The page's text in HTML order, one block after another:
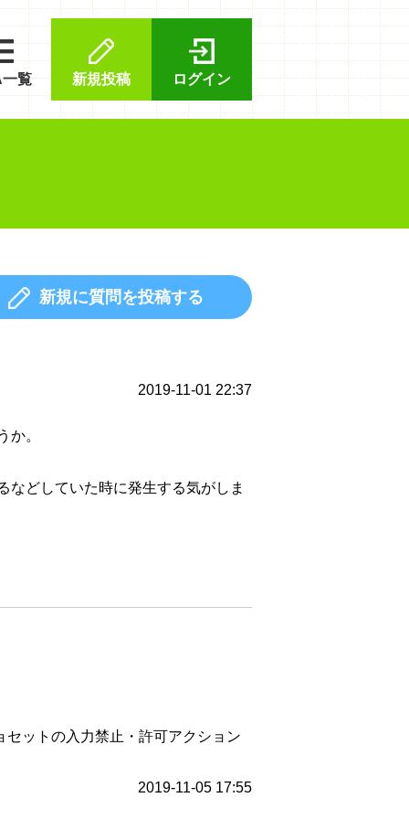
ログイン
新規投稿
覧
新規に質問を投稿する
2019-11-01 22:37
か。
などしていた時に発生する気がしま
ットの入力禁止・許可アクション
2019-11-05 17:55